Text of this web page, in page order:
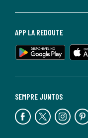
SEMPRE JUNTOS
APP LA REDOUTE